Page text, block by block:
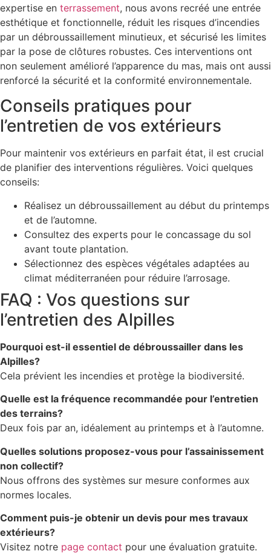
expertise en terrassement, nous avons recréé une entrée
esthétique et fonctionnelle, réduit les risques d’incendies
par un débroussaillement minutieux, et sécurisé les limites
par la pose de clôtures robustes. Ces interventions ont
non seulement amélioré l’apparence du mas, mais ont aussi
renforcé la sécurité et la conformité environnementale.
Conseils pratiques pour
l’entretien de vos extérieurs
Pour maintenir vos extérieurs en parfait état, il est crucial
de planifier des interventions régulières. Voici quelques
conseils:
Réalisez un débroussaillement au début du printemps
et de l’automne.
Consultez des experts pour le concassage du sol
avant toute plantation.
Sélectionnez des espèces végétales adaptées au
climat méditerranéen pour réduire l’arrosage.
FAQ : Vos questions sur
l’entretien des Alpilles
Pourquoi est-il essentiel de débroussailler dans les
Alpilles?
Cela prévient les incendies et protège la biodiversité.
Quelle est la fréquence recommandée pour l’entretien
des terrains?
Deux fois par an, idéalement au printemps et à l’automne.
Quelles solutions proposez-vous pour l’assainissement
non collectif?
Nous offrons des systèmes sur mesure conformes aux
normes locales.
Comment puis-je obtenir un devis pour mes travaux
extérieurs?
Visitez notre page contact pour une évaluation gratuite.